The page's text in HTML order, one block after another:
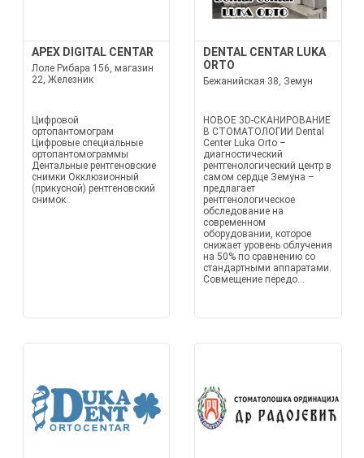
APEX DIGITAL CENTAR
Лоле Рибара 156, магазин
22, Железник
Цифровой
ортопантомограм
Цифровые специальные
ортопантомограммы
Дентальные рентгеновские
снимки Окклюзионный
(прикусной) рентгеновский
снимок
DENTAL CENTAR LUKA
ORTO
Бежанийская 38, Земун
НОВОЕ 3D-СКАНИРОВАНИЕ
В СТОМАТОЛОГИИ Dental
Center Luka Orto –
диагностический
рентгенологический центр в
самом сердце Земуна –
предлагает
рентгенологическое
обследование на
современном
оборудовании, которое
снижает уровень облучения
на 50% по сравнению со
стандартными аппаратами.
Совмещение передо...